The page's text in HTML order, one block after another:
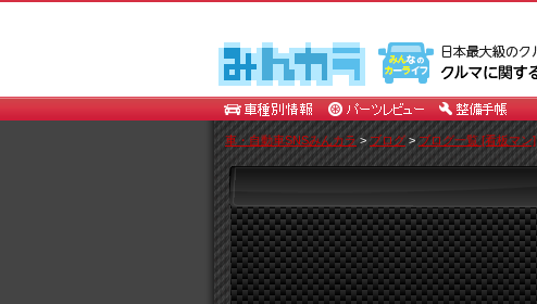
車・自動車SNSみんカラ>ブログ>ブログ一覧 [看板マン]